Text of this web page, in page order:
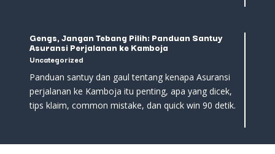
Gengs, Jangan Tebang Pilih: Panduan Santuy
Asuransi Perjalanan ke Kamboja
Uncategorized
Panduan santuy dan gaul tentang kenapa Asuransi
perjalanan ke Kamboja itu penting, apa yang dicek,
tips klaim, common mistake, dan quick win 90 detik.